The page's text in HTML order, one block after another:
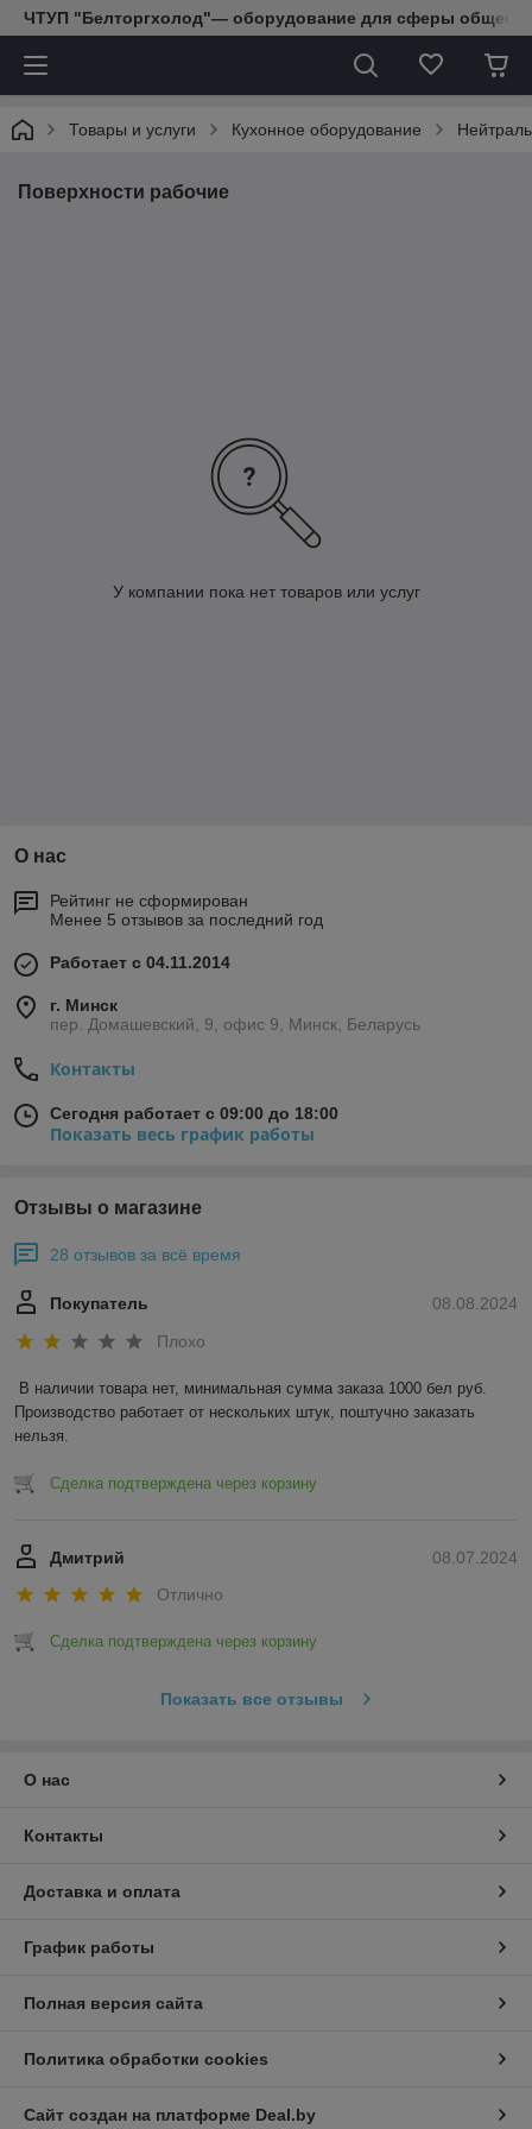
ЧТУП "Белторгхолод"— оборудование для сферы
Товары и услуги Кухонное оборудование
Поверхности рабочие
У компании пока нет товаров или услуг
О нас
Рейтинг не сформирован
Менее 5 отзывов за последний год
Работает с 04.11.2014
г. Минск
пер. Домашевский, 9, офис 9, Минск, Беларусь
Контакты
Сегодня работает с 09:00 до 18:00
Показать весь график работы
Отзывы о магазине
28 отзывов за всё время
08.08.2024
Покупатель
Плохо
В наличии товара нет, минимальная сумма заказа 1000 бел руб.
Производство работает от нескольких штук, поштучно заказать
нельзя.
Сделка подтверждена через корзину
08.07.2024
Дмитрий
Отлично
Сделка подтверждена через корзину
Показать все отзывы
О нас
Контакты
Доставка и оплата
График работы
Полная версия сайта
Политика обработки cookies
Сайт создан на платформе Deal.by